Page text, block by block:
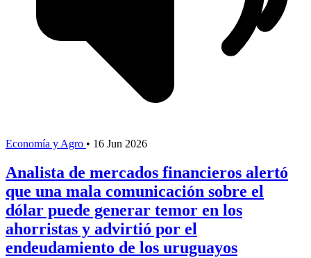
Economía y Agro • 16 Jun 2026
Analista de mercados financieros alertó
que una mala comunicación sobre el
dólar puede generar temor en los
ahorristas y advirtió por el
endeudamiento de los uruguayos